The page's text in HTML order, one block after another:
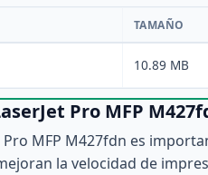
TAMAÑO
10.89 MB
Pro MFP
MFP M427fdn es
la velocidad de